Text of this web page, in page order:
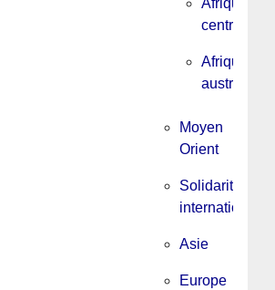
Afrique
centrale
Afrique
australe
Moyen
Orient
Solidarité
internationale
Asie
Europe